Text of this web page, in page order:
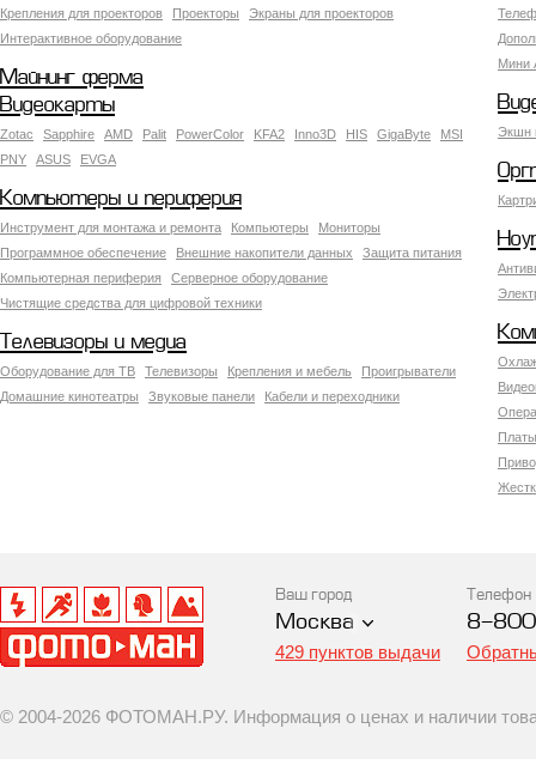
Мини
Крепления для проекторов Проекторы
Экраны для проекторов
Интерактивное оборудование
Майнинг ферма
Экшн
Видеокарты
Zotac Sapphire AMD Palit PowerColor KFA2 Inno3D HIS GigaByte
MSI
PNY
ASUS EVGA
Компьютеры и периферия
Инструмент для монтажа и ремонта Компьютеры
Мониторы
Программное обеспечение
Внешние накопители данных
Защита питания
Компьютерная периферия
Серверное оборудование
Чистящие средства для цифровой техники
Телевизоры и медиа
Оборудование для ТВ Телевизоры Крепления и мебель
Проигрыватели
Домашние кинотеатры
Звуковые панели Кабели и переходники
Ваш город
Москва
429 пунктов выдачи
Телефон
8-
© 2004-2026 ФОТОМАН.РУ. Информация о ценах и наличии